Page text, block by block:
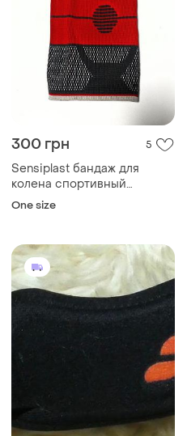
300 грн 5
Sensiplast бандаж для
колена спортивный
волейбола баскетбола
One size